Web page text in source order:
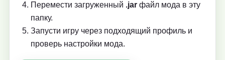
Перемести загруженный .jar файл мода в эту
папку.
Запусти игру через подходящий профиль и
проверь настройки мода.